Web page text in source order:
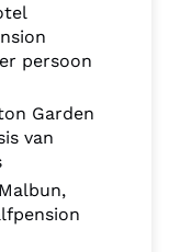
persoon
Garden
van